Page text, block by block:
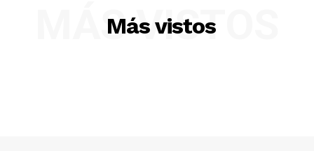
SUSCRIBETE
Más vistos
MÁS VISTOS